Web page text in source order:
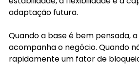
adaptação futura.
Quando a base é bem pensada,
acompanha o negócio. Quando
rapidamente um fator de